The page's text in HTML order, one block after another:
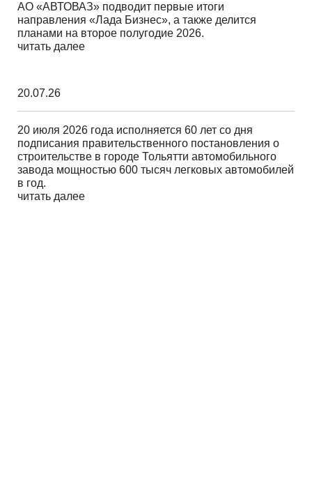
АО «АВТОВАЗ» подводит первые итоги
направления «Лада Бизнес», а также делится
планами на второе полугодие 2026.
читать далее
20.07.26
20 июля 2026 года исполняется 60 лет со дня
подписания правительственного постановления о
строительстве в городе Тольятти автомобильного
завода мощностью 600 тысяч легковых автомобилей
в год.
читать далее